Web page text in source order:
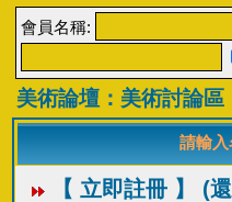
會員名稱:
美術論壇：美術討論區
請輸
【 立即註冊 】 (